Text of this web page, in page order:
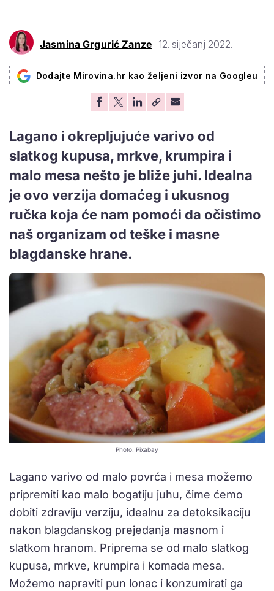
Jasmina Grgurić Zanze 12. siječanj 2022.
Dodajte Mirovina.hr kao željeni izvor na Googleu
Lagano i okrepljujuće varivo od
slatkog kupusa, mrkve, krumpira i
malo mesa nešto je bliže juhi. Idealna
je ovo verzija domaćeg i ukusnog
ručka koja će nam pomoći da očistimo
naš organizam od teške i masne
blagdanske hrane.
Photo: Pixabay
Lagano varivo od malo povrća i mesa možemo
pripremiti kao malo bogatiju juhu, čime ćemo
dobiti zdraviju verziju, idealnu za detoksikaciju
nakon blagdanskog prejedanja masnom i
slatkom hranom. Priprema se od malo slatkog
kupusa, mrkve, krumpira i komada mesa.
Možemo napraviti pun lonac i konzumirati ga